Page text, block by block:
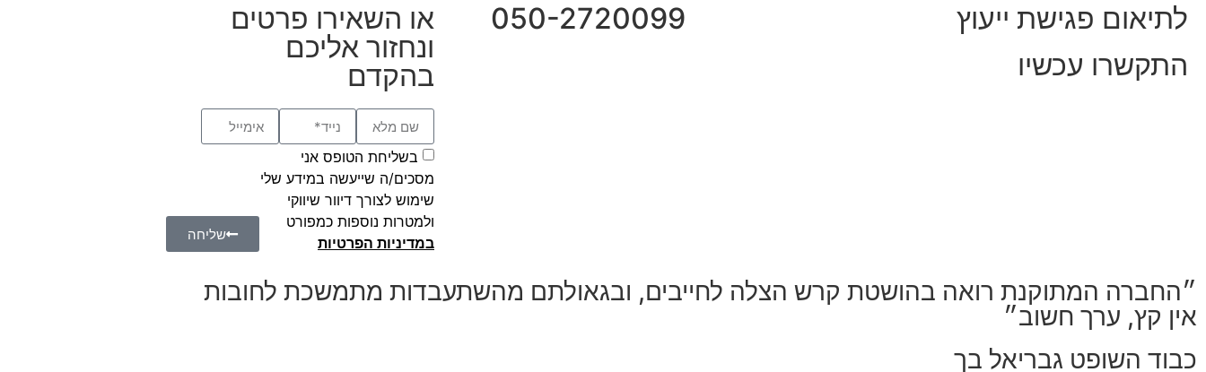
לתיאום פגישת ייעוץ
התקשרו עכשיו
050-2720099
או השאירו פרטים
ונחזור אליכם
בהקדם
בשליחת הטופס אני
מסכים/ה שייעשה במידע שלי
שימוש לצורך דיוור שיווקי
ולמטרות נוספות כמפורט
במדיניות הפרטיות
שליחה
״החברה המתוקנת רואה בהושטת קרש הצלה לחייבים, ובגאולתם מהשתעבדות מתמשכת לחובות
אין קץ, ערך חשוב״
כבוד השופט גבריאל בך